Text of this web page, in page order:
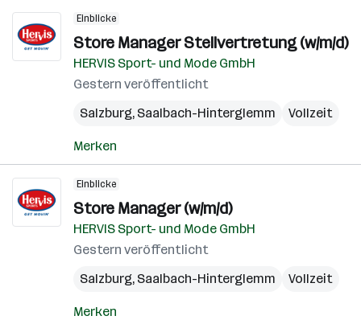
Einblicke
Store Manager Stellvertretung (w/m/d)
HERVIS Sport- und Mode GmbH
Gestern veröffentlicht
Salzburg, Saalbach-Hinterglemm Vollzeit
Merken
Einblicke
Store Manager (w/m/d)
HERVIS Sport- und Mode GmbH
Gestern veröffentlicht
Salzburg, Saalbach-Hinterglemm Vollzeit
Merken